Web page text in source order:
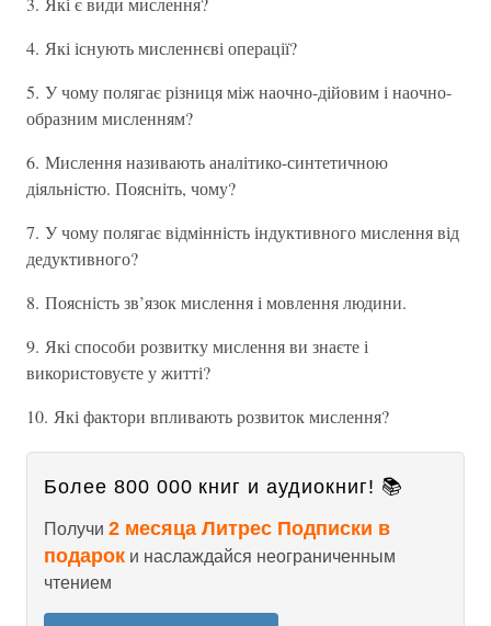
4. Які існують мисленнєві операції?
5. У чому полягає різниця між наочно-дійовим і наочно-
образним мисленням?
6. Мислення називають аналітико-синтетичною
діяльністю. Поясніть, чому?
7. У чому полягає відмінність індуктивного мислення від
дедуктивного?
8. Поясність зв’язок мислення і мовлення людини.
9. Які способи розвитку мислення ви знаєте і
використовуєте у житті?
10. Які фактори впливають розвиток мислення?
Более 800 000 книг и аудиокниг! 📚
Получи 2 месяца Литрес Подписки в
подарок и наслаждайся неограниченным
чтением